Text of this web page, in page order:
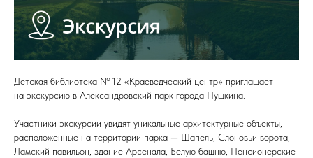
Детская библиотека № 12 «Краеведческий центр» приглашает
на экскурсию в Александровский парк города Пушкина.
Участники экскурсии увидят уникальные архитектурные объекты,
расположенные на территории парка — Шапель, Слоновьи ворота,
Ламский павильон, здание Арсенала, Белую башню, Пенсионерские